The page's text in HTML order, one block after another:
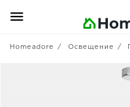
Homeadore Освещение